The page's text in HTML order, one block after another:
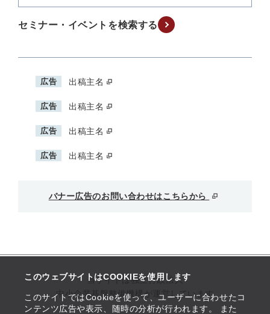
このウェブサイトはCOOKIEを使用します
このサイトではCookieを使って、ユーザーに合わせたコ
ンテンツ広告や表示、随時の分析が行われます。 また
セミナー・イベントを検索する
広告 出稿主名
広告 出稿主名
広告 出稿主名
広告 出稿主名
バナー広告のお問い合わせはこちらから
当サイトは独立行政法人
中小企業基盤整備機構が運営しています